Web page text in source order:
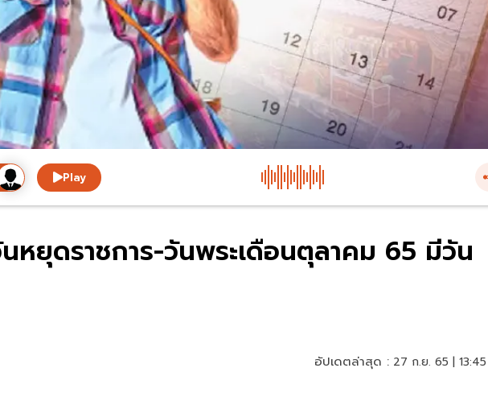
Play
หยุดราชการ-วันพระเดือนตุลาคม 65 มีวัน
อัปเดตล่าสุด : 27 ก.ย. 65 |